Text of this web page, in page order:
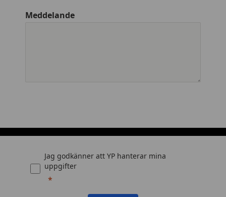
Meddelande
Jag godkänner att YP hanterar mina
uppgifter